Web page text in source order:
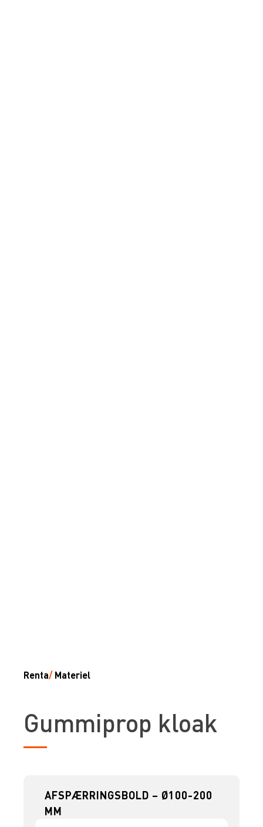
Renta/ Materiel
Gummiprop kloak
AFSPÆRRINGSBOLD – Ø100-200
MM